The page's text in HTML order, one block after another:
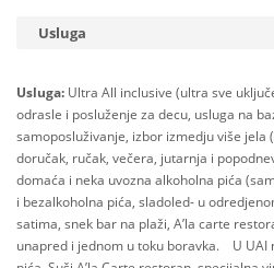
Usluga
Usluga: Ultra All inclusive (ultra sve
odrasle i posluženje za decu, usluga na
samoposluživanje, izbor izmedju više jela
doručak, ručak, večera, jutarnja i
domaća i neka uvozna alkoholna pića
i bezalkoholna pića, sladoled- u
satima, snek bar na plaži, A’la carte
unapred i jednom u toku boravka. U UAI